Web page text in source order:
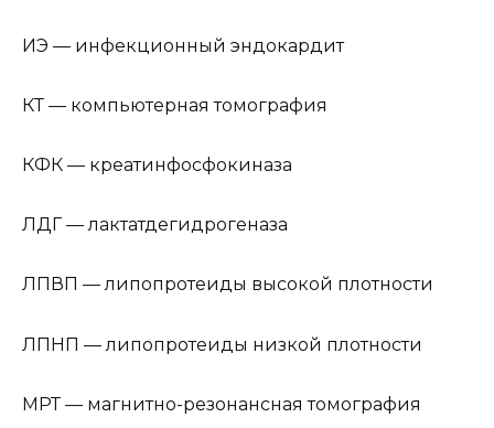
ИЭ — инфекционный эндокардит
КТ — компьютерная томография
КФК — креатинфосфокиназа
ЛДГ — лактатдегидрогеназа
ЛПВП — липопротеиды высокой плотности
ЛПНП — липопротеиды низкой плотности
МРТ — магнитно-резонансная томография